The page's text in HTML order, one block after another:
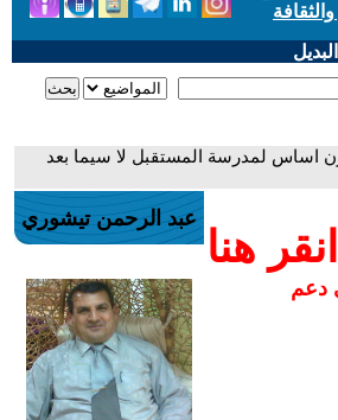
اساس لمدرسة المستقبل لا سيما بعد
هنا
دعم
عبد الرحمن تيشوري